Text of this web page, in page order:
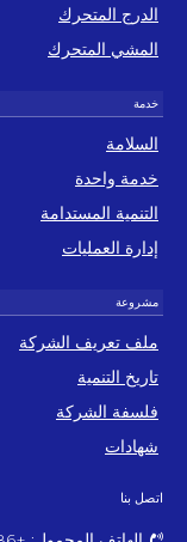
الدرج المتحرك
المشي المتحرك
السلامة
خدمة واحدة
التنمية المستدامة
إدارة العمليات
ملف تعريف الشركة
تاريخ التنمية
فلسفة الشركة
شهادات
اتصل بنا